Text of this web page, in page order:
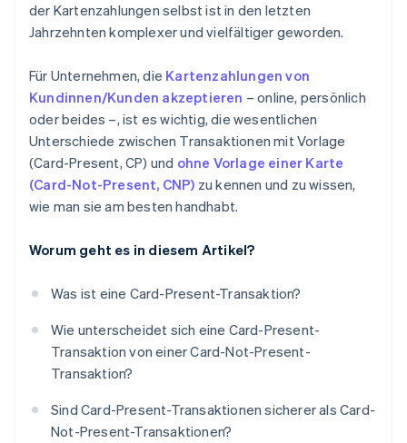
der Kartenzahlungen selbst ist in den letzten
Jahrzehnten komplexer und vielfältiger geworden.
Für Unternehmen, die Kartenzahlungen von
Kundinnen/Kunden akzeptieren – online, persönlich
oder beides –, ist es wichtig, die wesentlichen
Unterschiede zwischen Transaktionen mit Vorlage
(Card-Present, CP) und ohne Vorlage einer Karte
(Card-Not-Present, CNP) zu kennen und zu wissen,
wie man sie am besten handhabt.
Worum geht es in diesem Artikel?
Was ist eine Card-Present-Transaktion?
Wie unterscheidet sich eine Card-Present-
Transaktion von einer Card-Not-Present-
Transaktion?
Sind Card-Present-Transaktionen sicherer als Card-
Not-Present-Transaktionen?